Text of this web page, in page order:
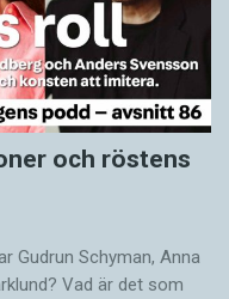
och röstens
Gudrun Schyman, Anna
Vad är det som